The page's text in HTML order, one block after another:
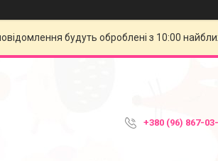
будуть оброблені з 10:00
+380 (96) 867-